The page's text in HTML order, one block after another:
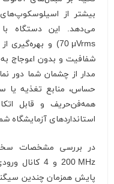
می‌دهد. این دستگاه با
70 μVrms
شفافیت و بدون اعوجاج
مدار از چشمان شما دور
حساس، منابع تغذیه یا
همه‌فن‌حریف و قابل اتکا
استانداردهای آزمایشگاه
در بررسی مشخصات
200 MHz
و 4 کانال
پایش همزمان چندین